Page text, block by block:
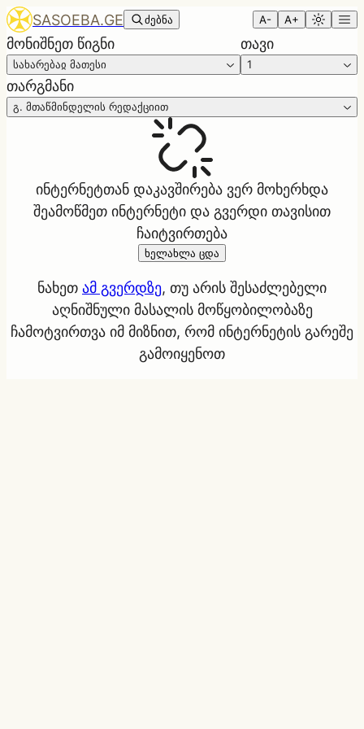
SASOEBA.GE ძებნა A- A+
მონიშნეთ წიგნი
სახარებაჲ მათესი
თავი
1
თარგმანი
გ. მთაწმინდელის რედაქციით
ინტერნეტთან დაკავშირება ვერ მოხერხდა
შეამოწმეთ ინტერნეტი და გვერდი თავისით
ჩაიტვირთება
ხელახლა ცდა
ნახეთ ამ გვერდზე, თუ არის შესაძლებელი
აღნიშნული მასალის მოწყობილობაზე
ჩამოტვირთვა იმ მიზნით, რომ ინტერნეტის გარეშე
გამოიყენოთ